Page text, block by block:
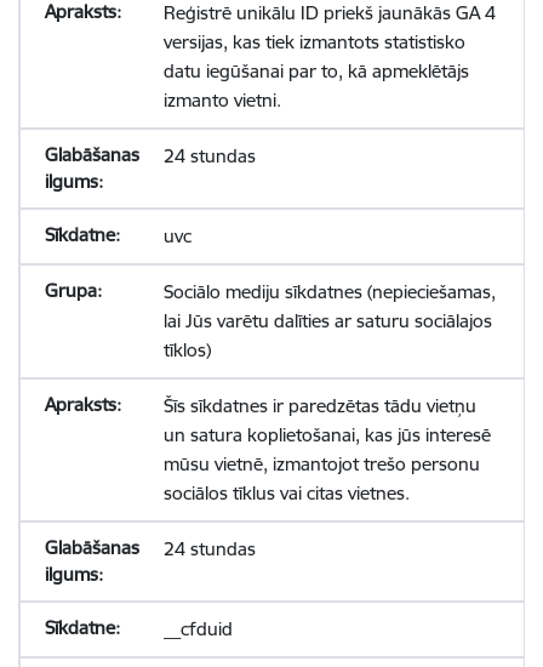
Reģistrē unikālu ID priekš jaunākās GA 4
versijas, kas tiek izmantots statistisko
datu iegūšanai par to, kā apmeklētājs
izmanto vietni.
24 stundas
uvc
Sociālo mediju sīkdatnes (nepieciešamas,
lai Jūs varētu dalīties ar saturu sociālajos
tīklos)
Šīs sīkdatnes ir paredzētas tādu vietņu
un satura koplietošanai, kas jūs interesē
mūsu vietnē, izmantojot trešo personu
sociālos tīklus vai citas vietnes.
24 stundas
__cfduid